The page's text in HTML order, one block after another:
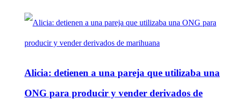
Alicia: detienen a una pareja que utilizaba una
ONG para producir y vender derivados de